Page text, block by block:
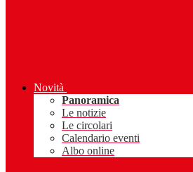
Novità
Panoramica
Le notizie
Le circolari
Calendario eventi
Albo online